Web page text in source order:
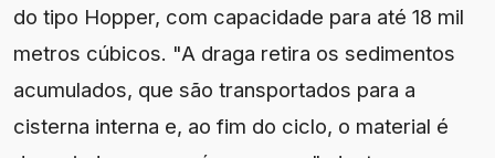
do tipo Hopper, com capacidade para até 18 mil
metros cúbicos. "A draga retira os sedimentos
acumulados, que são transportados para a
cisterna interna e, ao fim do ciclo, o material é